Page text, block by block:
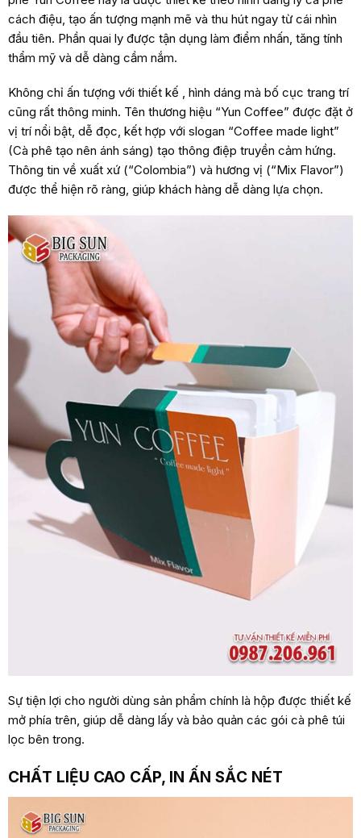
cách điệu, tạo ấn tượng mạnh mẽ và thu hút ngay từ cái nhìn
đầu tiên. Phần quai ly được tận dụng làm điểm nhấn, tăng tính
thẩm mỹ và dễ dàng cầm nắm.
Không chỉ ấn tượng với thiết kế , hình dáng mà bố cục trang trí
cũng rất thông minh. Tên thương hiệu “Yun Coffee” được đặt ở
vị trí nổi bật, dễ đọc, kết hợp với slogan “Coffee made light”
(Cà phê tạo nên ánh sáng) tạo thông điệp truyền cảm hứng.
Thông tin về xuất xứ (“Colombia”) và hương vị (“Mix Flavor”)
được thể hiện rõ ràng, giúp khách hàng dễ dàng lựa chọn.
Sự tiện lợi cho người dùng sản phẩm chính là hộp được thiết kế
mở phía trên, giúp dễ dàng lấy và bảo quản các gói cà phê túi
lọc bên trong.
CHẤT LIỆU CAO CẤP, IN ẤN SẮC NÉT